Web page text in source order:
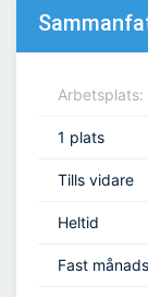
Arbetsplats:
1 plats
Tills vidare
Heltid
Fast